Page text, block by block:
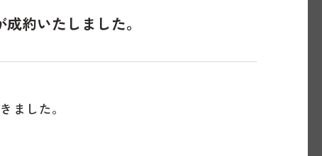
約いたしました。
ました。